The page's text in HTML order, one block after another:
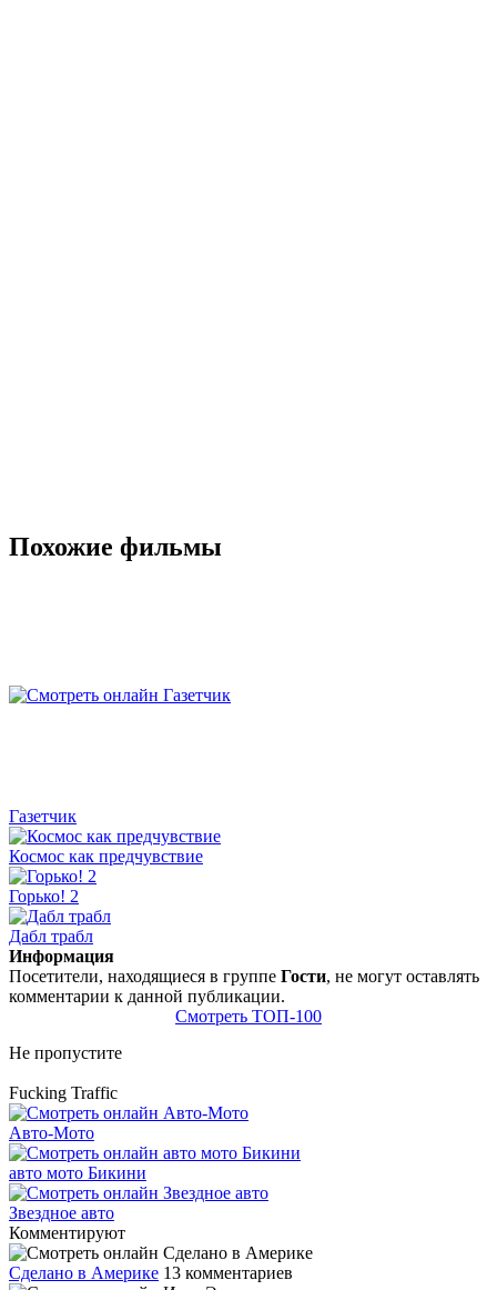
Похожие фильмы
Газетчик
Космос как предчувствие
Горько! 2
Дабл трабл
Информация
Посетители, находящиеся в группе Гости, не могут оставлять
комментарии к данной публикации.
Смотреть ТОП-100
Не пропустите
Fucking Traffic
Авто-Мото
авто мото Бикини
Звездное авто
Комментируют
Сделано в Америке 13 комментариев